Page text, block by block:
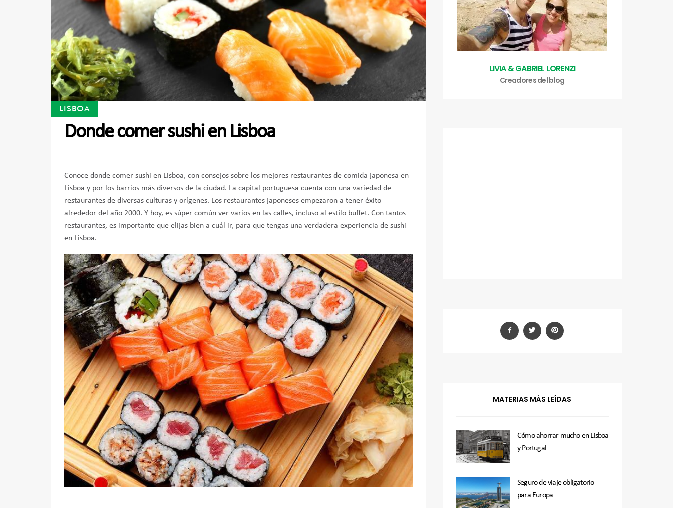
LISBOA
Donde comer sushi en Lisboa
Conoce donde comer sushi en Lisboa, con consejos sobre los mejores restaurantes de comida japonesa en
Lisboa y por los barrios más diversos de la ciudad. La capital portuguesa cuenta con una variedad de
restaurantes de diversas culturas y orígenes. Los restaurantes japoneses empezaron a tener éxito
alrededor del año 2000. Y hoy, es súper común ver varios en las calles, incluso al estilo buffet. Con tantos
restaurantes, es importante que elijas bien a cuál ir, para que tengas una verdadera experiencia de sushi
en Lisboa.
LIVIA & GABRIEL LORENZI
Creadores del blog
MATERIAS MÁS LEÍDAS
Cómo ahorrar mucho en Lisboa
y Portugal
Seguro de viaje obligatorio
para Europa